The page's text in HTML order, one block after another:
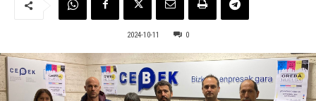
2024-10-11 0